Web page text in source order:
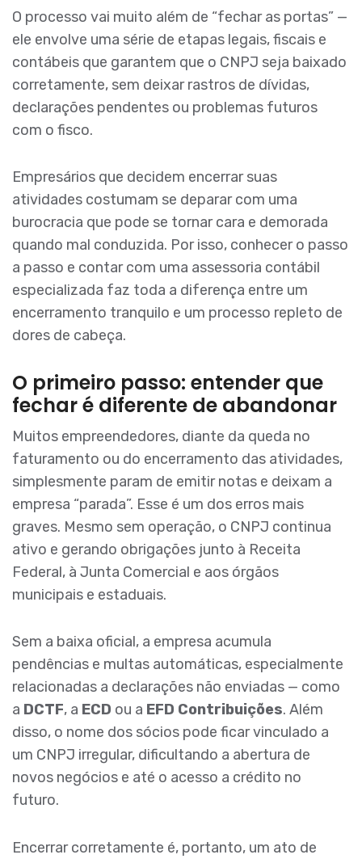
O processo vai muito além de “fechar as portas” —
ele envolve uma série de etapas legais, fiscais e
contábeis que garantem que o CNPJ seja baixado
corretamente, sem deixar rastros de dívidas,
declarações pendentes ou problemas futuros
com o fisco.
Empresários que decidem encerrar suas
atividades costumam se deparar com uma
burocracia que pode se tornar cara e demorada
quando mal conduzida. Por isso, conhecer o passo
a passo e contar com uma assessoria contábil
especializada faz toda a diferença entre um
encerramento tranquilo e um processo repleto de
dores de cabeça.
O primeiro passo: entender que
fechar é diferente de abandonar
Muitos empreendedores, diante da queda no
faturamento ou do encerramento das atividades,
simplesmente param de emitir notas e deixam a
empresa “parada”. Esse é um dos erros mais
graves. Mesmo sem operação, o CNPJ continua
ativo e gerando obrigações junto à Receita
Federal, à Junta Comercial e aos órgãos
municipais e estaduais.
Sem a baixa oficial, a empresa acumula
pendências e multas automáticas, especialmente
relacionadas a declarações não enviadas — como
a DCTF, a ECD ou a EFD Contribuições. Além
disso, o nome dos sócios pode ficar vinculado a
um CNPJ irregular, dificultando a abertura de
novos negócios e até o acesso a crédito no
futuro.
Encerrar corretamente é, portanto, um ato de